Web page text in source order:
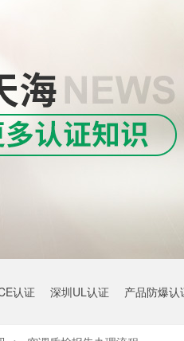
认证 深圳UL认证 产品防爆认